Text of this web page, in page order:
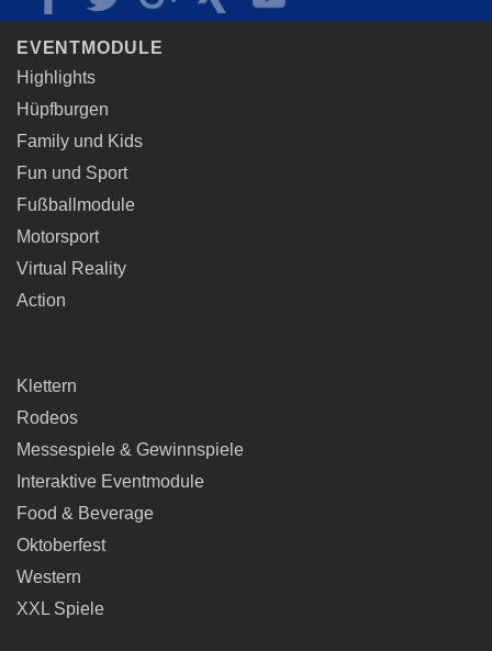
EVENTMODULE
Highlights
Hüpfburgen
Family und Kids
Fun und Sport
Fußballmodule
Motorsport
Virtual Reality
Action
Klettern
Rodeos
Messespiele & Gewinnspiele
Interaktive Eventmodule
Food & Beverage
Oktoberfest
Western
XXL Spiele